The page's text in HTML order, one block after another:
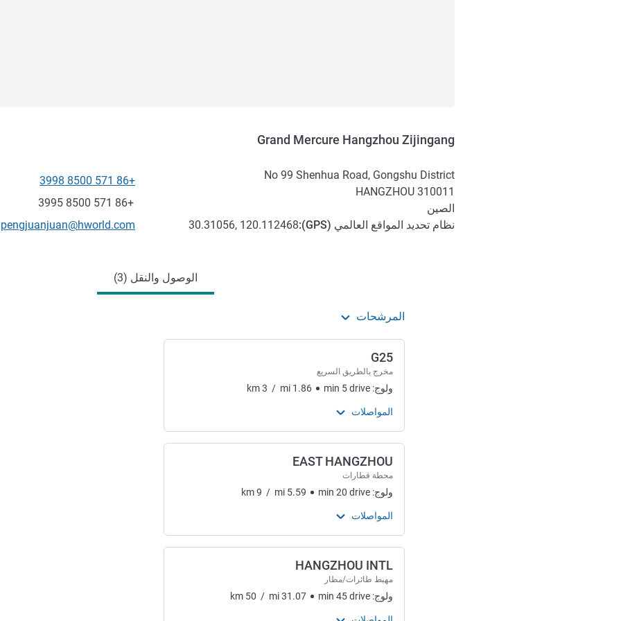
Grand Mercure Hangzhou Zijingang
No 99 Shenhua Road, Gongshu District
310011
HANGZHOU
الصين
نظام تحديد المواقع العالمي (GPS
):
30.31056, 120.112468
الهاتف
+86 571 8500 3998
فاكس
+86 571 8500 3995
تواصل معنا عبر البريد
pengjuanjuan@hworld.com
الوصول والنقل (3)
المرشحات
G25
مخرج بالطريق السريع
ولوج: km3 / mi 1.86 min 5drive
المواصلات
EAST HANGZHOU
محطة قطارات
ولوج: km9 / mi 5.59 min 20 drive
المواصلات
HANGZHOU INTL
مهبط طائرات/مطار
ولوج: km 50 / mi31.07 min 45drive